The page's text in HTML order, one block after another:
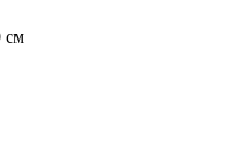
см